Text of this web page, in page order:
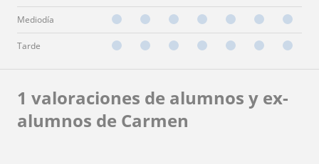
Mediodía
Tarde
1 valoraciones de alumnos y ex-
alumnos de Carmen